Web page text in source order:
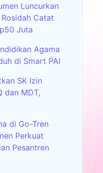
Luncurkan
Catat
Juta
Agama
di Smart PAI
SK Izin
dan MDT,
di Go-Tren
Perkuat
Pesantren